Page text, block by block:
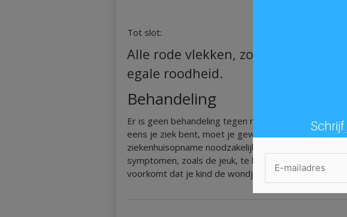
Tot slot:
Alle rode vlekken, zowel klein als
egale roodheid.
Behandeling
Er is geen behandeling tegen mazelen. Je kunt wel
eens je ziek bent, moet je gewoon uitzieken. Enkel
ziekenhuisopname noodzakelijk. Soms schrijft de
symptomen, zoals de jeuk, te behandelen. Dit
voorkomt dat je kind de wondjes openkrabt met